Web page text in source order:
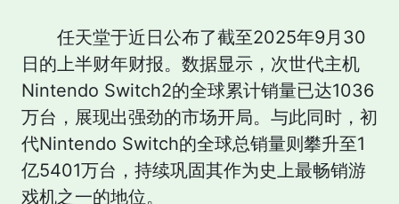
任天堂于近日公布了截至2025年9月30
日的上半财年财报。数据显示，次世代主机
Nintendo Switch2的全球累计销量已达1036
万台，展现出强劲的市场开局。与此同时，初
代Nintendo Switch的全球总销量则攀升至1
亿5401万台，持续巩固其作为史上最畅销游
戏机之一的地位。